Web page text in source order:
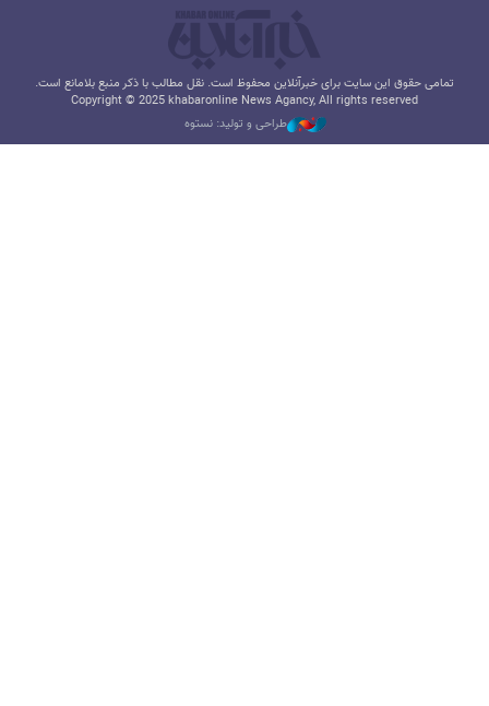
تمامی حقوق این سایت برای خبرآنلاین محفوظ است. نقل مطالب با ذکر منبع بلامانع است.
Copyright © 2025 khabaronline News Agancy, All rights reserved
طراحی و تولید: نستوه